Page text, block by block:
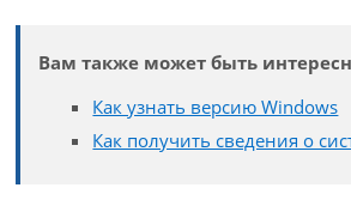
Вам также может быть
Как узнать версию Windows
Как получить сведения о